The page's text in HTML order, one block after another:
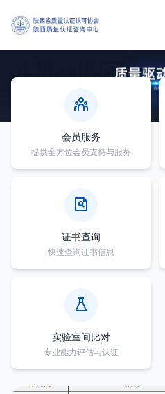
会员服务
提供全方位会员支持与服务
证书查询
快速查询证书信息
实验室间比对
专业能力评估与认证